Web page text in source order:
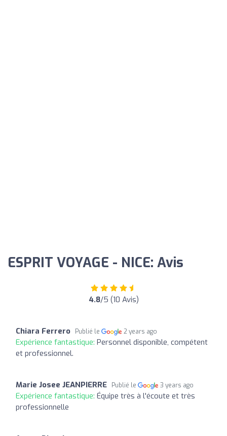
ESPRIT VOYAGE - NICE: Avis
4.8/5 (10 Avis)
Chiara Ferrero Publié le 2 years ago
Expérience fantastique: Personnel disponible, compétent
et professionnel.
Marie Josee JEANPIERRE Publié le 3 years ago
Expérience fantastique: Équipe très à l'écoute et très
professionnelle